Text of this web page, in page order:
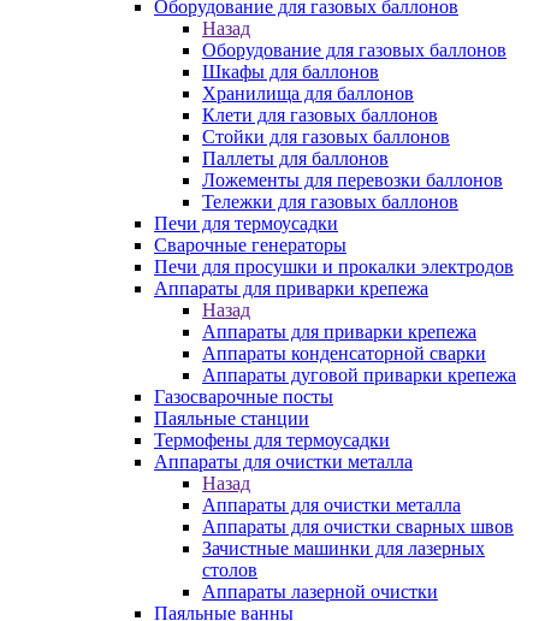
Оборудование для газовых баллонов
Назад
Оборудование для газовых баллонов
Шкафы для баллонов
Хранилища для баллонов
Клети для газовых баллонов
Стойки для газовых баллонов
Паллеты для баллонов
Ложементы для перевозки баллонов
Тележки для газовых баллонов
Печи для термоусадки
Сварочные генераторы
Печи для просушки и прокалки электродов
Аппараты для приварки крепежа
Назад
Аппараты для приварки крепежа
Аппараты конденсаторной сварки
Аппараты дуговой приварки крепежа
Газосварочные посты
Паяльные станции
Термофены для термоусадки
Аппараты для очистки металла
Назад
Аппараты для очистки металла
Аппараты для очистки сварных швов
Зачистные машинки для лазерных
столов
Аппараты лазерной очистки
Паяльные ванны